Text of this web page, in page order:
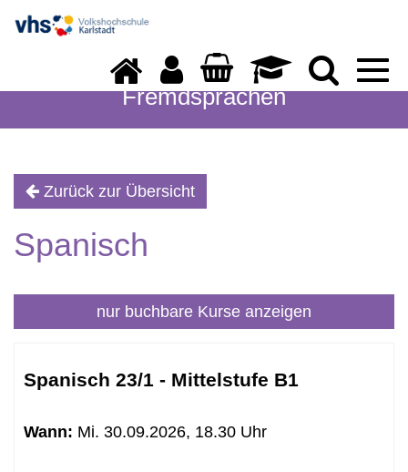
Fremdsprachen
Zurück zur Übersicht
Spanisch
nur buchbare Kurse anzeigen
Tabellenüberschriften
werden.
Spanisch 23/1 - Mittelstufe B1
Wann: Mi. 30.09.2026, 18.30 Uhr